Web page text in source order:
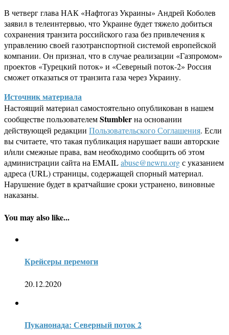
В четверг глава НАК «Нафтогаз Украины» Андрей Коболев
заявил в телеинтервью, что Украине будет тяжело добиться
сохранения транзита российского газа без привлечения к
управлению своей газотранспортной системой европейской
компании. Он признал, что в случае реализации «Газпромом»
проектов «Турецкий поток» и «Северный поток-2» Россия
сможет отказаться от транзита газа через Украину.
Источник материала
Настоящий материал самостоятельно опубликован в нашем
сообществе пользователемStumblerна основании
действующей редакции Пользовательского Соглашения. Если
вы считаете, что такая публикация нарушает ваши авторские
и/или смежные права, вам необходимо сообщить об этом
администрации сайта на EMAILabuse@newru.orgс указанием
адреса (URL) страницы, содержащей спорный материал.
Нарушение будет в кратчайшие сроки устранено, виновные
наказаны.
You may also like...
Крейсеры перемоги
20.12.2020
Пуканонада: Северный поток 2